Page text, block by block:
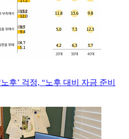
후’ 걱정, “노후 대비 자금 준비